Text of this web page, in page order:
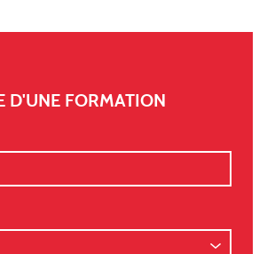
D'UNE FORMATION